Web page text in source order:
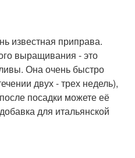
известная приправа.
выращивания - это
Она очень быстро
двух - трех недель),
посадки можете её
для итальянской